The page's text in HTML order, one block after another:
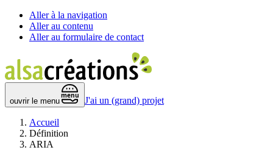
Aller à la navigation
Aller au contenu
Aller au formulaire de contact
ouvrir le menu
menu
J'ai un (grand) projet
Accueil
Définition
ARIA